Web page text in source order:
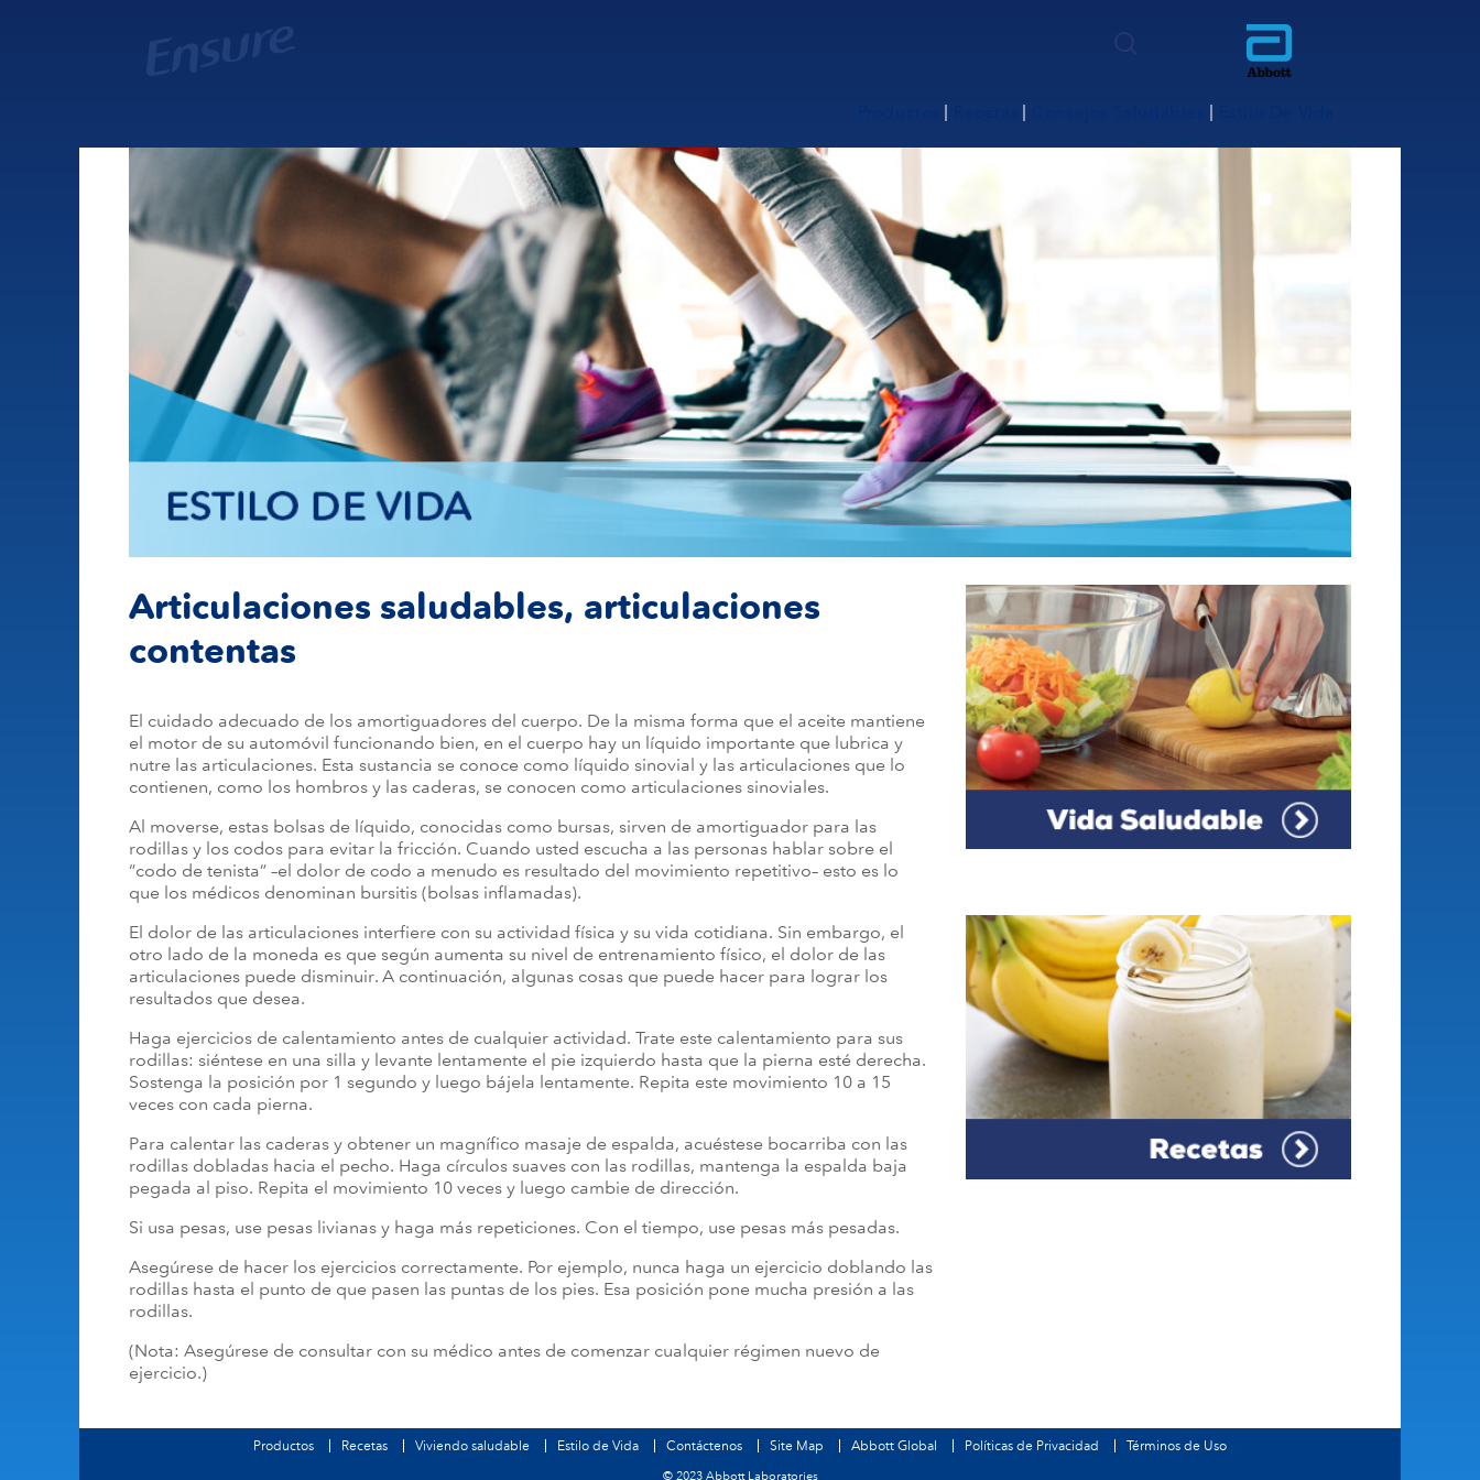
Articulaciones saludables, articulaciones
contentas
El cuidado adecuado de los amortiguadores del cuerpo. De la misma forma que el aceite mantiene
el motor de su automóvil funcionando bien, en el cuerpo hay un líquido importante que lubrica y
nutre las articulaciones. Esta sustancia se conoce como líquido sinovial y las articulaciones que lo
contienen, como los hombros y las caderas, se conocen como articulaciones sinoviales.
Al moverse, estas bolsas de líquido, conocidas como bursas, sirven de amortiguador para las
rodillas y los codos para evitar la fricción. Cuando usted escucha a las personas hablar sobre el
“codo de tenista” –el dolor de codo a menudo es resultado del movimiento repetitivo– esto es lo
que los médicos denominan bursitis (bolsas inflamadas).
El dolor de las articulaciones interfiere con su actividad física y su vida cotidiana. Sin embargo, el
otro lado de la moneda es que según aumenta su nivel de entrenamiento físico, el dolor de las
articulaciones puede disminuir. A continuación, algunas cosas que puede hacer para lograr los
resultados que desea.
Haga ejercicios de calentamiento antes de cualquier actividad. Trate este calentamiento para sus
rodillas: siéntese en una silla y levante lentamente el pie izquierdo hasta que la pierna esté derecha.
Sostenga la posición por 1 segundo y luego bájela lentamente. Repita este movimiento 10 a 15
veces con cada pierna.
Para calentar las caderas y obtener un magnífico masaje de espalda, acuéstese bocarriba con las
rodillas dobladas hacia el pecho. Haga círculos suaves con las rodillas, mantenga la espalda baja
pegada al piso. Repita el movimiento 10 veces y luego cambie de dirección.
Si usa pesas, use pesas livianas y haga más repeticiones. Con el tiempo, use pesas más pesadas.
Asegúrese de hacer los ejercicios correctamente. Por ejemplo, nunca haga un ejercicio doblando las
rodillas hasta el punto de que pasen las puntas de los pies. Esa posición pone mucha presión a las
rodillas.
(Nota: Asegúrese de consultar con su médico antes de comenzar cualquier régimen nuevo de
ejercicio.)
Productos Recetas Viviendo saludable Estilo de Vida Contáctenos Site Map Abbott Global Políticas de Privacidad Términos de Uso
© 2023 Abbott Laboratories